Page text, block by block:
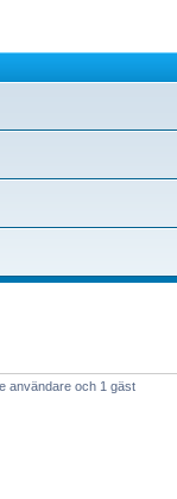
användare och 1 gäst